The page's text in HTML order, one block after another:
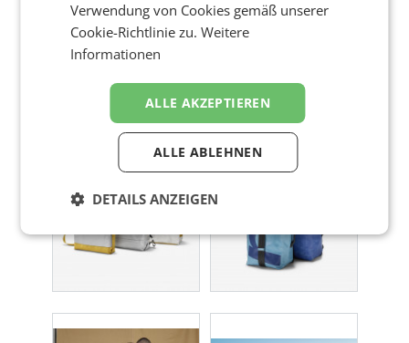
Verwendung von Cookies gemäß unserer
Cookie-Richtlinie zu.Weitere
Informationen
ALLE AKZEPTIEREN
ALLE ABLEHNEN
DETAILS ANZEIGEN